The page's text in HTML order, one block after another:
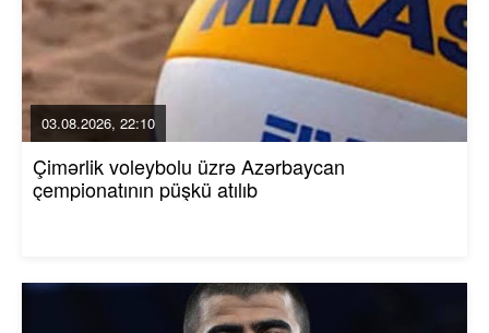
03.08.2026, 22:10
Çimərlik voleybolu üzrə Azərbaycan
çempionatının püşkü atılıb